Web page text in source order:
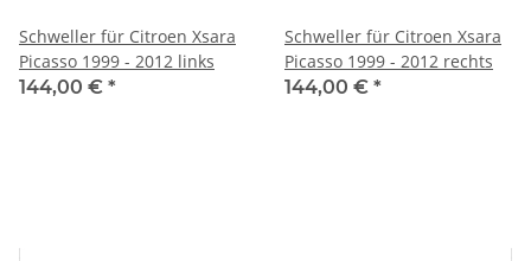
Schweller für Citroen Xsara
Picasso 1999 - 2012 links
144,00 € *
Schweller für Citroen Xsara
Picasso 1999 - 2012 rechts
144,00 € *